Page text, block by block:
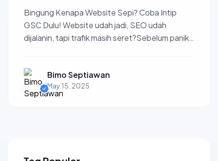
Bingung Kenapa Website Sepi? Coba Intip
GSC Dulu! Website udah jadi, SEO udah
dijalanin, tapi trafik masih seret?Sebelum panik,
Bimo Septiawan
May 15, 2025